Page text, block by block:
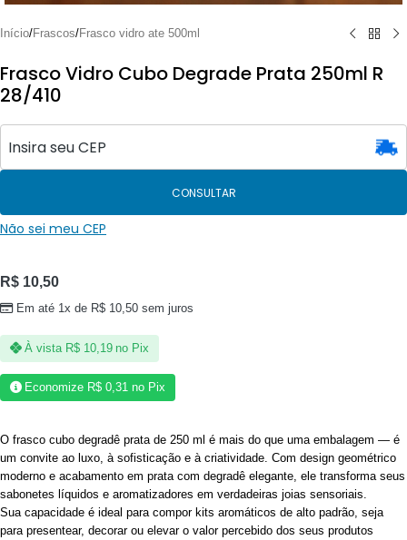
Início/Frascos/Frasco vidro ate 500ml
Frasco Vidro Cubo Degrade Prata 250ml R
28/410
CONSULTAR
Não sei meu CEP
R$ 10,50
Em até 1x de R$ 10,50 sem juros
À vista R$10,19 no Pix
Economize R$ 0,31 no Pix
O frasco cubo degradê prata de 250 ml é mais do que uma embalagem — é
um convite ao luxo, à sofisticação e à criatividade. Com design geométrico
moderno e acabamento em prata com degradê elegante, ele transforma seus
sabonetes líquidos e aromatizadores em verdadeiras joias sensoriais.
Sua capacidade é ideal para compor kits aromáticos de alto padrão, seja
para presentear, decorar ou elevar o valor percebido dos seus produtos